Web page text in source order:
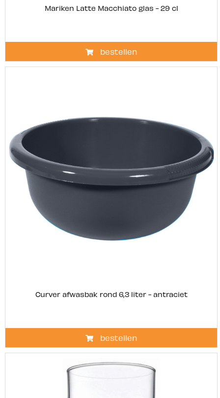
Mariken Latte Macchiato glas - 29 cl
bestellen
Curver afwasbak rond 6,3 liter - antraciet
bestellen